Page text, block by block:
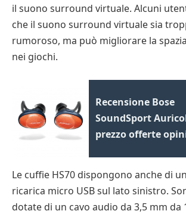
il suono surround virtuale. Alcuni
che il suono surround virtuale sia
rumoroso, ma può migliorare la
nei giochi.
Recensione Bose
SoundSport
prezzo offerte
Le cuffie HS70 dispongono anche di
ricarica micro USB sul lato sinistro.
dotate di un cavo audio da 3,5 mm da